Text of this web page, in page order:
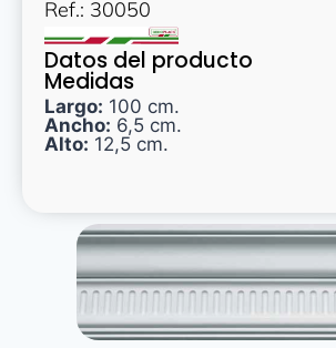
Ref.: 30050
Datos del producto
Medidas
Largo: 100 cm.
Ancho: 6,5 cm.
Alto: 12,5 cm.